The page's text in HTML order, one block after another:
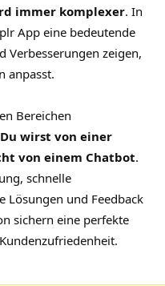
immer komplexer. In
App eine bedeutende
Verbesserungen zeigen,
anpasst.
Bereichen
Du wirst von einer
von einem Chatbot.
schnelle
Lösungen und Feedback
sichern eine perfekte